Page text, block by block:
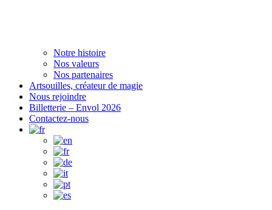
Notre histoire
Nos valeurs
Nos partenaires
Artsouilles, créateur de magie
Nous rejoindre
Billetterie – Envol 2026
Contactez-nous